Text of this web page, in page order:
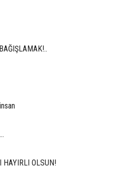
HAYIRLI OLSUN!